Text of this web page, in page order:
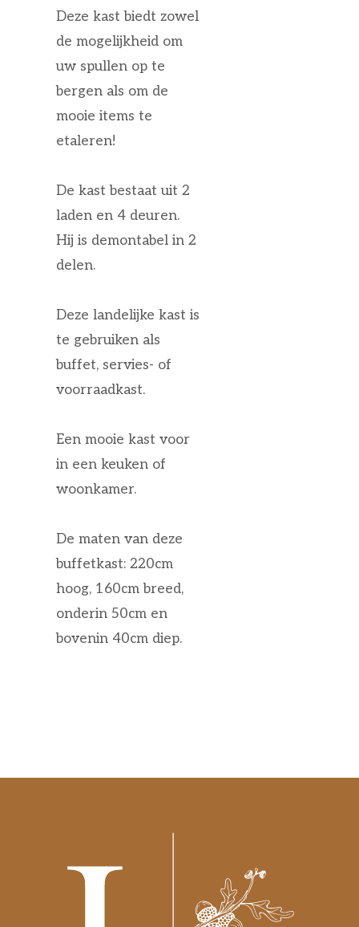
Deze kast biedt zowel
de mogelijkheid om
uw spullen op te
bergen als om de
mooie items te
etaleren!
De kast bestaat uit 2
laden en 4 deuren.
Hij is demontabel in 2
delen.
Deze landelijke kast is
te gebruiken als
buffet, servies- of
voorraadkast.
Een mooie kast voor
in een keuken of
woonkamer.
De maten van deze
buffetkast: 220cm
hoog, 160cm breed,
onderin 50cm en
bovenin 40cm diep.